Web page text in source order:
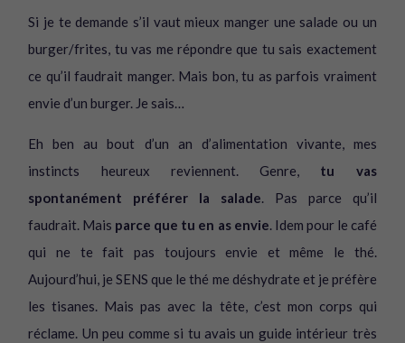
Si je te demande s’il vaut mieux manger une salade ou un
burger/frites, tu vas me répondre que tu sais exactement
ce qu’il faudrait manger. Mais bon, tu as parfois vraiment
envie d’un burger. Je sais…
Eh ben au bout d’un an d’alimentation vivante, mes
instincts heureux reviennent. Genre, tu vas
spontanément préférer la salade. Pas parce qu’il
faudrait. Mais parce que tu en as envie. Idem pour le café
qui ne te fait pas toujours envie et même le thé.
Aujourd’hui, je SENS que le thé me déshydrate et je préfère
les tisanes. Mais pas avec la tête, c’est mon corps qui
réclame. Un peu comme si tu avais un guide intérieur très